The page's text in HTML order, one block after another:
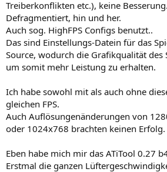
Treiberkonflikten etc.), keine Besserung.
Defragmentiert, hin und her.
Auch sog. HighFPS Configs benutzt..
Das sind Einstellungs-Datein für das
Source, wodurch die Grafikqualität
um somit mehr Leistung zu erhalten.
Ich habe sowohl mit als auch ohne
gleichen FPS.
Auch Auflösungenänderungen von
oder 1024x768 brachten keinen Erfolg.
Eben habe mich mir das ATiTool 0.27
Erstmal die ganzen